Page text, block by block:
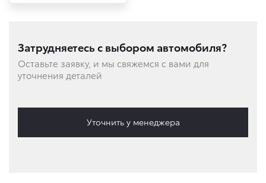
Затрудняетесь с выбором автомобиля?
Оставьте заявку, и мы свяжемся с вами для
уточнения деталей
Уточнить у менеджера